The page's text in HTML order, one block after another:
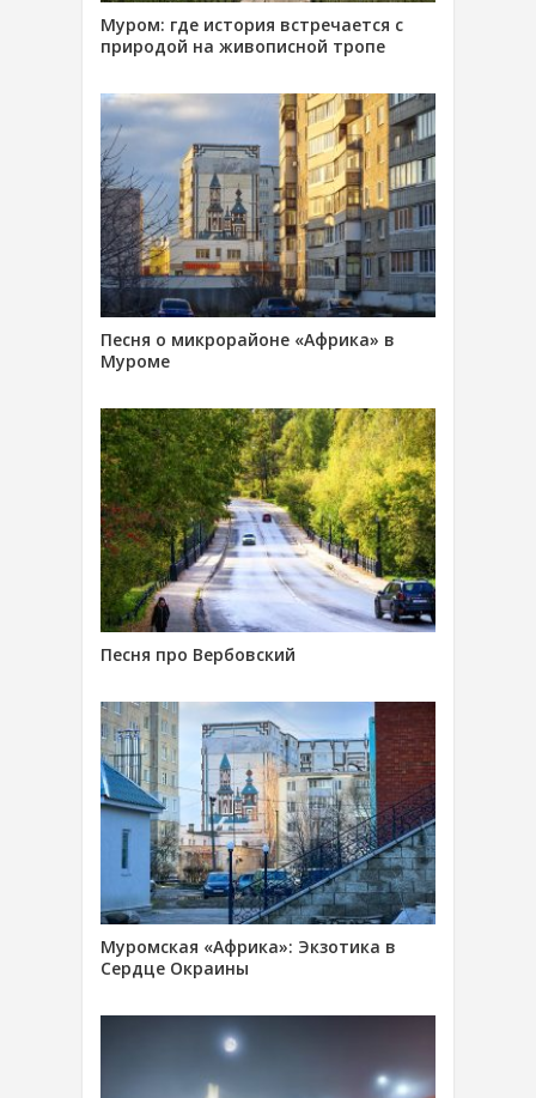
Муром: где история встречается с
природой на живописной тропе
Песня о микрорайоне «Африка» в
Муроме
Песня про Вербовский
Муромская «Африка»: Экзотика в
Сердце Окраины